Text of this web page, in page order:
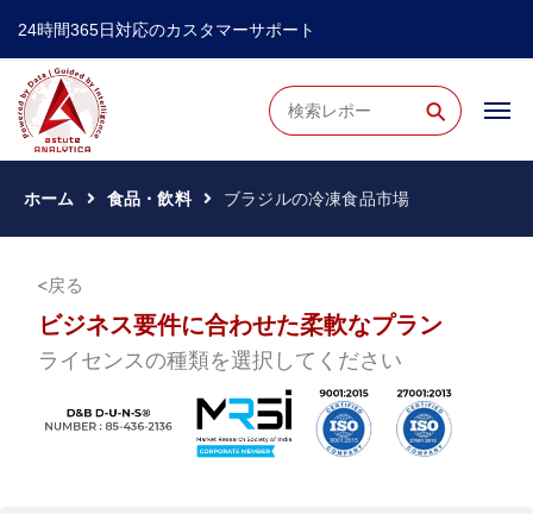
24時間365日対応のカスタマーサポート
⚲
ホーム 食品・飲料 ブラジルの冷凍食品市場
戻る
ビジネス要件に合わせた柔軟なプラン
ライセンスの種類を選択してください